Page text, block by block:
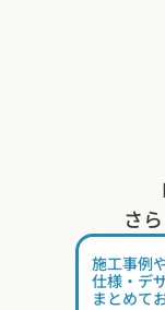
さ
施工事例
仕様・デ
まとめて